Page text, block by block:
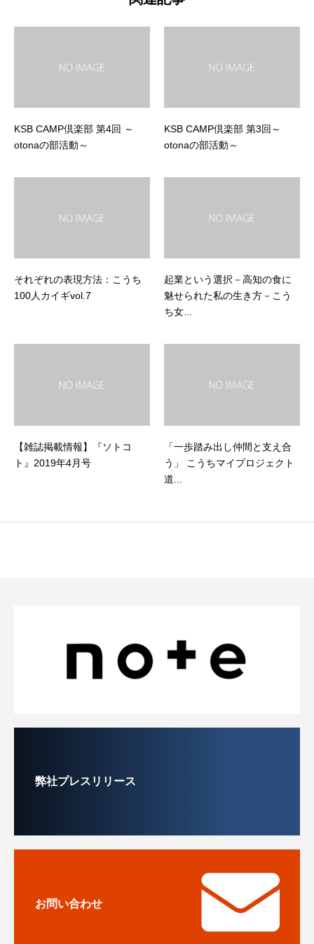
KSB CAMP倶楽部 第4回 ～
otonaの部活動～
KSB CAMP倶楽部 第3回～
otonaの部活動～
それぞれの表現方法：こうち
100人カイギvol.7
起業という選択－高知の食に
魅せられた私の生き方－こう
ち女...
【雑誌掲載情報】『ソトコ
ト』2019年4月号
「一歩踏み出し仲間と支え合
う」 こうちマイプロジェクト
道...
弊社プレスリリース
お問い合わせ